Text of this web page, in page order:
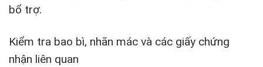
bổ trợ.
Kiểm tra bao bì, nhãn mác và các giấy chứng
nhận liên quan